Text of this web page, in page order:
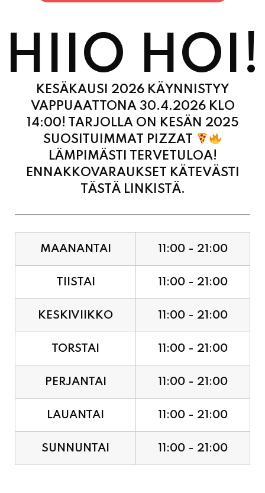
HIIO HOI!
KESÄKAUSI 2026 KÄYNNISTYY
VAPPUAATTONA 30.4.2026 KLO
14:00! TARJOLLA ON KESÄN 2025
SUOSITUIMMAT PIZZAT
LÄMPIMÄSTI TERVETULOA!
ENNAKKOVARAUKSET KÄTEVÄSTI
TÄSTÄ LINKISTÄ.
TIISTAI 11:00 - 21:00
KESKIVIIKKO 11:00 - 21:00
TORSTAI 11:00 - 21:00
PERJANTAI 11:00 - 21:00
LAUANTAI 11:00 - 21:00
SUNNUNTAI 11:00 - 21:00